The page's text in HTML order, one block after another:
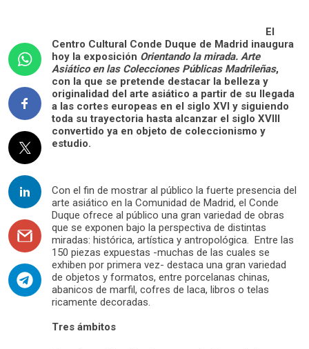
El
Centro Cultural Conde Duque de Madrid inaugura
hoy la exposición Orientando la mirada. Arte
Asiático en las Colecciones Públicas Madrileñas,
con la que se pretende destacar la belleza y
originalidad del arte asiático a partir de su llegada
a las cortes europeas en el siglo XVI y siguiendo
toda su trayectoria hasta alcanzar el siglo XVIII
convertido ya en objeto de coleccionismo y
estudio.
Con el fin de mostrar al público la fuerte presencia del
arte asiático en la Comunidad de Madrid, el Conde
Duque ofrece al público una gran variedad de obras
que se exponen bajo la perspectiva de distintas
miradas: histórica, artística y antropológica. Entre las
150 piezas expuestas -muchas de las cuales se
exhiben por primera vez- destaca una gran variedad
de objetos y formatos, entre porcelanas chinas,
abanicos de marfil, cofres de laca, libros o telas
ricamente decoradas.
Tres ámbitos